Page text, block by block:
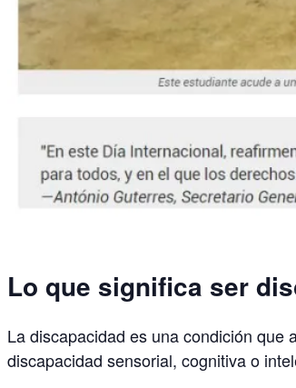
Lo que significa ser
La discapacidad es una condición que
discapacidad sensorial, cognitiva o